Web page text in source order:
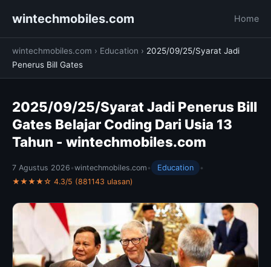
wintechmobiles.com Home
wintechmobiles.com › Education › 2025/09/25/Syarat Jadi
Penerus Bill Gates
2025/09/25/Syarat Jadi Penerus Bill
Gates Belajar Coding Dari Usia 13
Tahun - wintechmobiles.com
7 Agustus 2026 •wintechmobiles.com • Education
•
★★★★☆ 4.3/5 (881143 ulasan)